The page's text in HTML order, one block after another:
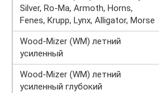
Silver, Ro-Ma, Armoth, Horns,
Fenes, Krupp, Lynx, Alligator, Morse
Wood-Mizer (WM) летний
усиленный
Wood-Mizer (WM) летний
усиленный глубокий